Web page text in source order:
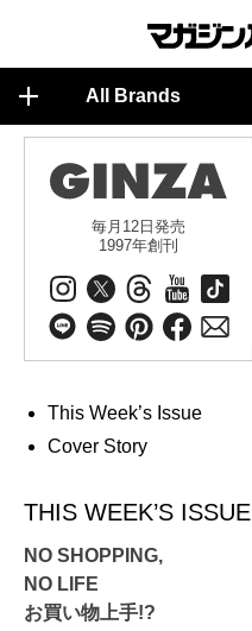
All Brands
毎月12日発売
1997年創刊
This Week’s Issue
Cover Story
THIS WEEK’S ISSUE
NO SHOPPING,
NO LIFE
お買い物上手!?